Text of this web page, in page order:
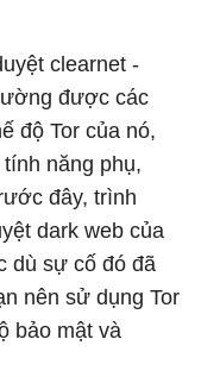
clearnet -
được các
độ Tor của nó,
năng phụ,
đây, trình
dark web của
dù sự cố đó đã
nên sử dụng Tor
bảo mật và